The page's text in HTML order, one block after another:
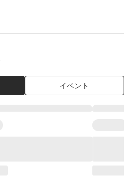
イベント